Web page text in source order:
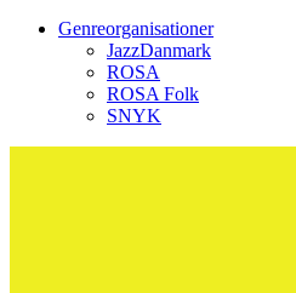
Genreorganisationer
JazzDanmark
ROSA
ROSA Folk
SNYK